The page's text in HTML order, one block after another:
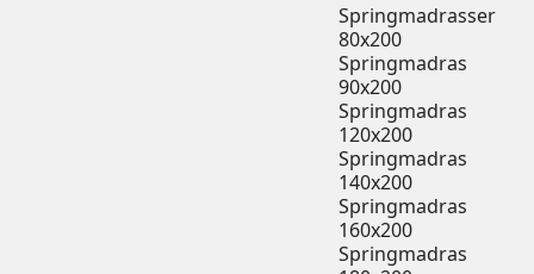
Springmadrasser
80x200
Springmadras
90x200
Springmadras
120x200
Springmadras
140x200
Springmadras
160x200
Springmadras